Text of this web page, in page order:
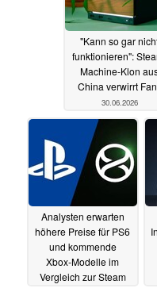
"Kann so gar
funktionieren":
Machine-Klon
China verwirrt
30.06.2026
Analysten erwarten
höhere Preise für PS6
und kommende
Xbox‑Modelle im
Vergleich zur Steam